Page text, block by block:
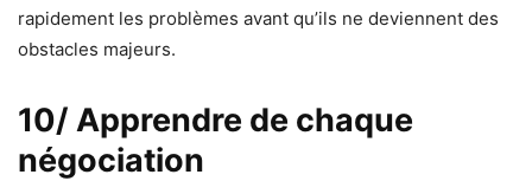
rapidement les problèmes avant qu’ils ne deviennent des
obstacles majeurs.
10/ Apprendre de chaque
négociation